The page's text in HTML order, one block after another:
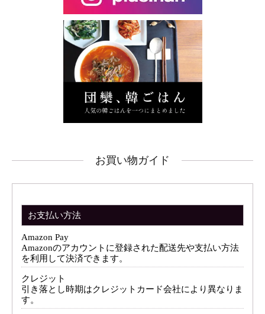
お買い物ガイド
お支払い方法
Amazon Pay
Amazonのアカウントに登録された配送先や支払い方法
を利用して決済できます。
クレジット
引き落とし時期はクレジットカード会社により異なりま
す。